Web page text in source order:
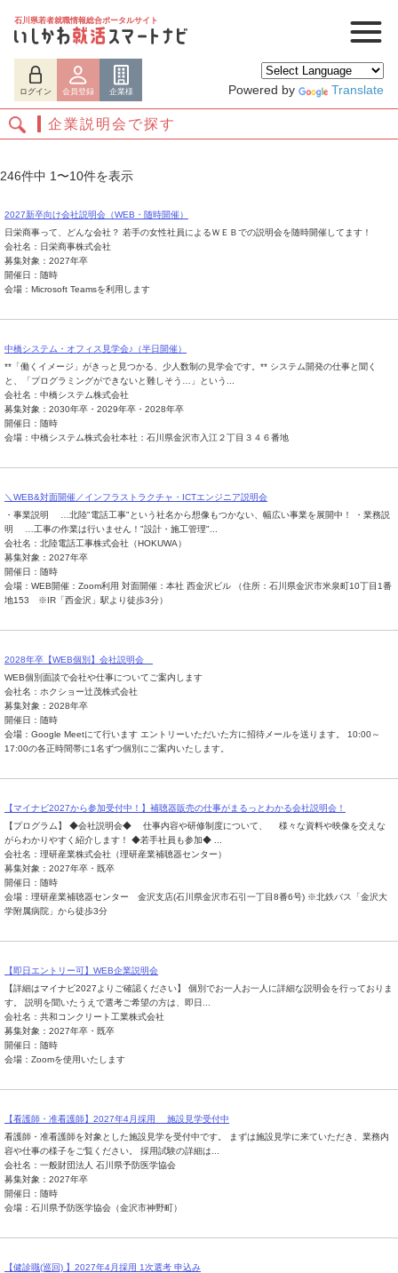
石川県若者就職情報総合ポータルサイト
ログイン 会員登録 企業様 Powered by Translate
企業説明会で探す
246件中 1〜10件を表示
2027新卒向け会社説明会（WEB・随時開催）
日栄商事って、どんな会社？ 若手の女性社員によるＷＥＢでの説明会を随時開催してます！
会社名：日栄商事株式会社
募集対象：2027年卒
開催日：随時
会場：Microsoft Teamsを利用します
中橋システム・オフィス見学会♪（半日開催）
**「働くイメージ」がきっと見つかる、少人数制の見学会です。** システム開発の仕事と聞く
と、「プログラミングができないと難しそう…」という...
会社名：中橋システム株式会社
募集対象：2030年卒・2029年卒・2028年卒
開催日：随時
会場：中橋システム株式会社本社：石川県金沢市入江２丁目３４６番地
＼WEB&対面開催／インフラストラクチャ・ICTエンジニア説明会
・事業説明 …北陸"電話工事"という社名から想像もつかない、幅広い事業を展開中！ ・業務説
明 …工事の作業は行いません！"設計・施工管理"...
会社名：北陸電話工事株式会社（HOKUWA）
募集対象：2027年卒
開催日：随時
会場：WEB開催：Zoom利用 対面開催：本社 西金沢ビル （住所：石川県金沢市米泉町10丁目1番
地153 ※IR「西金沢」駅より徒歩3分）
2028年卒【WEB個別】会社説明会
WEB個別面談で会社や仕事についてご案内します
会社名：ホクショー辻茂株式会社
募集対象：2028年卒
開催日：随時
会場：Google Meetにて行います エントリーいただいた方に招待メールを送ります。 10:00～
17:00の各正時間帯に1名ずつ個別にご案内いたします。
【マイナビ2027から参加受付中！】補聴器販売の仕事がまるっとわかる会社説明会！
【プログラム】 ◆会社説明会◆ 仕事内容や研修制度について、 様々な資料や映像を交えな
がらわかりやすく紹介します！ ◆若手社員も参加◆ ...
会社名：理研産業株式会社（理研産業補聴器センター）
募集対象：2027年卒・既卒
開催日：随時
会場：理研産業補聴器センター 金沢支店(石川県金沢市石引一丁目8番6号) ※北鉄バス「金沢大
学附属病院」から徒歩3分
【即日エントリー可】WEB企業説明会
【詳細はマイナビ2027よりご確認ください】 個別でお一人お一人に詳細な説明会を行っておりま
す。 説明を聞いたうえで選考ご希望の方は、即日...
会社名：共和コンクリート工業株式会社
募集対象：2027年卒・既卒
開催日：随時
会場：Zoomを使用いたします
【看護師・准看護師】2027年4月採用 施設見学受付中
看護師・准看護師を対象とした施設見学を受付中です。 まずは施設見学に来ていただき、業務内
容や仕事の様子をご覧ください。 採用試験の詳細は...
会社名：一般財団法人 石川県予防医学協会
募集対象：2027年卒
開催日：随時
会場：石川県予防医学協会（金沢市神野町）
【健診職(巡回) 】2027年4月採用 1次選考 申込み